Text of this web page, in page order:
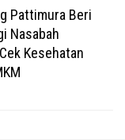
Pattimura Beri
Nasabah
Kesehatan